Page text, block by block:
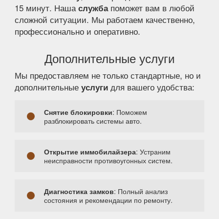
15 минут. Нашаслужбапоможет вам в любой
сложной ситуации. Мы работаем качественно,
профессионально и оперативно.
Дополнительные услуги
Мы предоставляем не только стандартные, но и
дополнительные услуги для вашего удобства:
Снятие блокировки: Поможем
разблокировать системы авто.
Открытие иммобилайзера: Устраним
неисправности противоугонных систем.
Диагностика замков: Полный анализ
состояния и рекомендации по ремонту.